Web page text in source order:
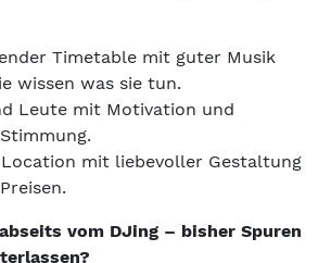
Timetable mit guter Musik
wissen was sie tun.
Leute mit Motivation und
mit liebevoller Gestaltung
vom DJing – bisher Spuren